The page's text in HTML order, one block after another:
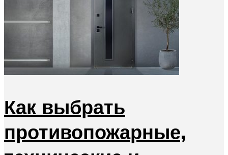
Как выбрать
противопожарные,